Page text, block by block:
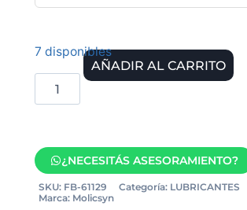
7 disponibles
AÑADIR AL CARRITO
¿NECESITÁS ASESORAMIENTO?
SKU: FB-61129 Categoría: LUBRICANTES
Marca: Molicsyn